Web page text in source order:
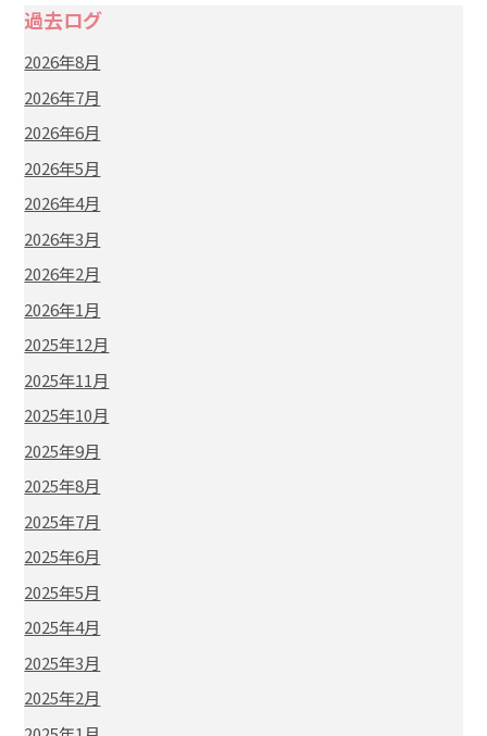
過去ログ
2026年8月
2026年7月
2026年6月
2026年5月
2026年4月
2026年3月
2026年2月
2026年1月
2025年12月
2025年11月
2025年10月
2025年9月
2025年8月
2025年7月
2025年6月
2025年5月
2025年4月
2025年3月
2025年2月